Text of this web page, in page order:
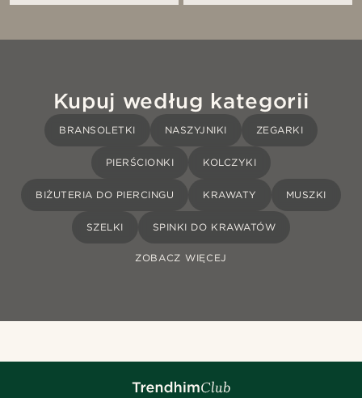
Kupuj według kategorii
BRANSOLETKI NASZYJNIKI ZEGARKI
PIERŚCIONKI KOLCZYKI
BIŻUTERIA DO PIERCINGU KRAWATY MUSZKI
SZELKI SPINKI DO KRAWATÓW
ZOBACZ WIĘCEJ